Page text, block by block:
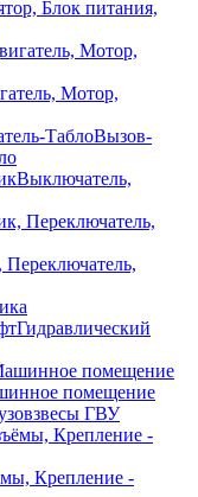
Блок питания,
Мотор,
Вызов-
Выключатель,
Гидравлический
помещение
ГВУ
Крепление -